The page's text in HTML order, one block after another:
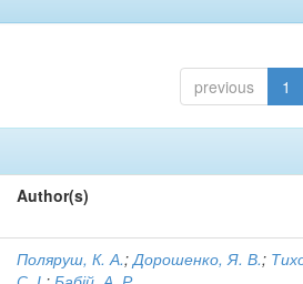
previous 1
Author(s)
Поляруш, К. А.;Дорошенко, Я. В.;